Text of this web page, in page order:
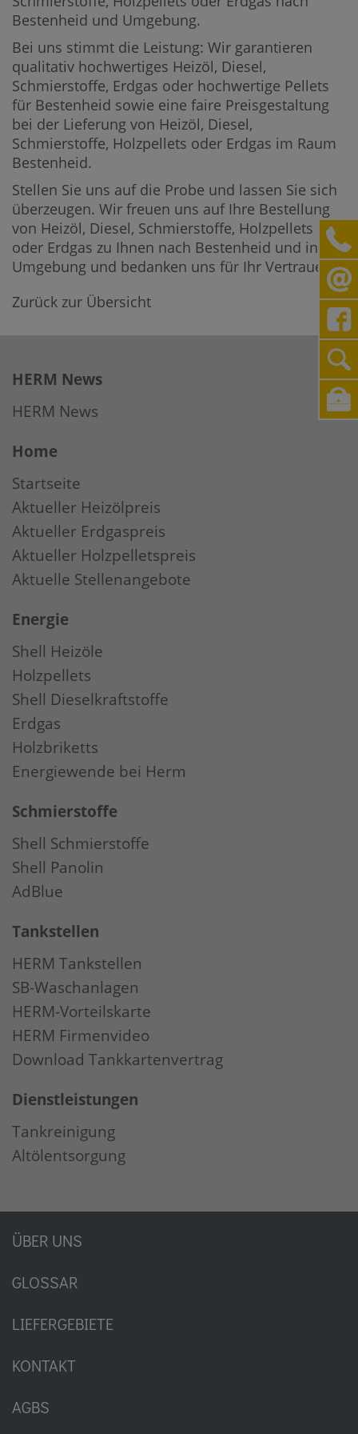
Bestenheid und Umgebung.
Bei uns stimmt die Leistung: Wir garantieren
qualitativ hochwertiges Heizöl, Diesel,
Schmierstoffe, Erdgas oder hochwertige Pellets
für Bestenheid sowie eine faire Preisgestaltung
bei der Lieferung von Heizöl, Diesel,
Schmierstoffe, Holzpellets oder Erdgas im Raum
Bestenheid.
Stellen Sie uns auf die Probe und lassen Sie sich
überzeugen. Wir freuen uns auf Ihre Bestellung
von Heizöl, Diesel, Schmierstoffe, Holzpellets
oder Erdgas zu Ihnen nach Bestenheid und in die
Umgebung und bedanken uns für Ihr Vertrauen.
Zurück zur Übersicht
HERM News
HERM News
Home
Startseite
Aktueller Heizölpreis
Aktueller Erdgaspreis
Aktueller Holzpelletspreis
Aktuelle Stellenangebote
Energie
Shell Heizöle
Holzpellets
Shell Dieselkraftstoffe
Erdgas
Holzbriketts
Energiewende bei Herm
Schmierstoffe
Shell Schmierstoffe
Shell Panolin
AdBlue
Tankstellen
HERM Tankstellen
SB-Waschanlagen
HERM-Vorteilskarte
HERM Firmenvideo
Download Tankkartenvertrag
Dienstleistungen
Tankreinigung
Altölentsorgung
ÜBER UNS
GLOSSAR
LIEFERGEBIETE
KONTAKT
AGBS